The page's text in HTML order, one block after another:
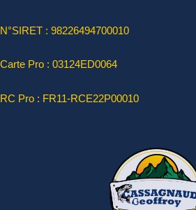
N°SIRET : 98226494700010
Carte Pro : 03124ED0064
RC Pro : FR11-RCE22P00010